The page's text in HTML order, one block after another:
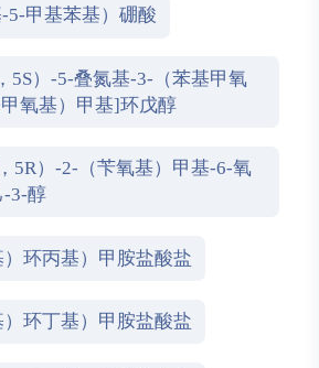
-5-甲基苯基）硼酸
5S）-5-叠氮基-3-（苯基甲氧
氧基）甲基]环戊醇
，5R）-2-（苄氧基）甲基-6-氧
-3-醇
）环丙基）甲胺盐酸盐
）环丁基）甲胺盐酸盐